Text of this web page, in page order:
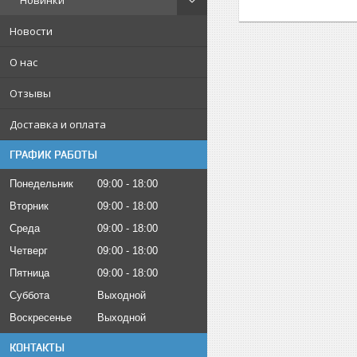
Новости
О нас
Отзывы
Доставка и оплата
ГРАФИК РАБОТЫ
Понедельник 09:00
18:00
Вторник
09:00
18:00
Среда
09:00
18:00
Четверг
09:00
18:00
Пятница
09:00
18:00
Суббота
Выходной
Воскресенье
Выходной
КОНТАКТЫ